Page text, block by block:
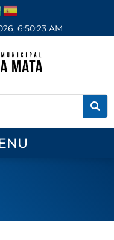
6:50:23 AM